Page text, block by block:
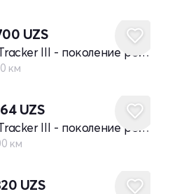
UZS
Chevrolet Tracker III - поколение рестайлинг
км
UZS
Chevrolet Tracker III - поколение рестайлинг
км
UZS